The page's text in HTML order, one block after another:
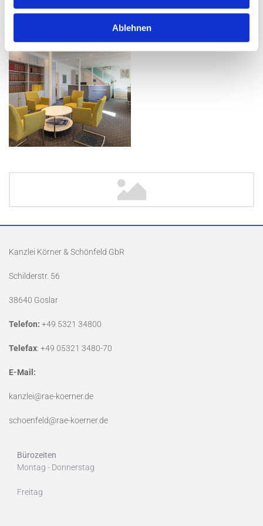
Ablehnen
Kanzlei Körner & Schönfeld GbR
Schilderstr. 56
38640 Goslar
Telefon: +49 5321 34800
Telefax: +49 05321 3480-70
E-Mail:
kanzlei@rae-koerner.de
schoenfeld@rae-koerner.de
Bürozeiten
Montag - Donnerstag
Freitag